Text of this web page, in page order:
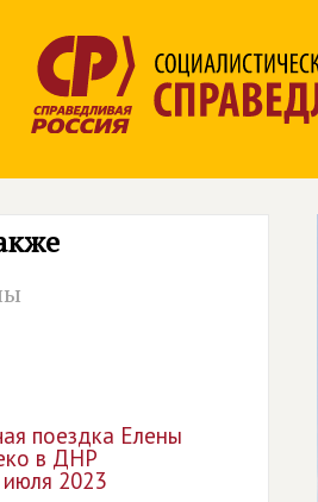
поездка Елены
в ДНР
2023